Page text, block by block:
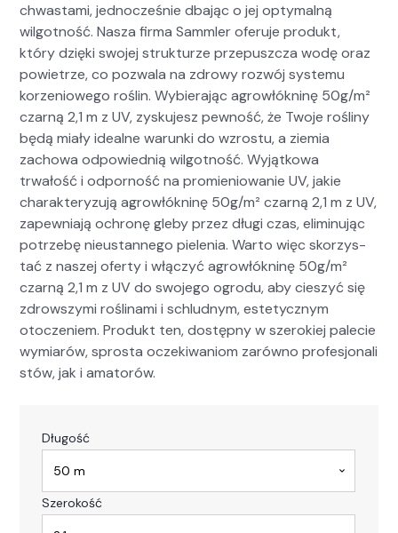
chwasta­mi, jed­nocześnie dba­jąc o jej opty­mal­ną
wilgo­t­ność. Nasza fir­ma Samm­ler ofer­u­je pro­dukt,
który dzię­ki swo­jej struk­turze prze­puszcza wodę oraz
powi­etrze, co pozwala na zdrowy rozwój sys­te­mu
korzeniowego roślin. Wybier­a­jąc agrowłókn­inę 50g/m²
czarną 2,1 m z UV, zysku­jesz pewność, że Two­je rośliny
będą miały ide­alne warun­ki do wzros­tu, a ziemia
zachowa odpowied­nią wilgo­t­ność. Wyjątkowa
trwałość i odporność na promieniowanie UV, jakie
charak­teryzu­ją agrowłókn­inę 50g/m² czarną 2,1 m z UV,
zapew­ni­a­ją ochronę gle­by przez dłu­gi czas, elimin­u­jąc
potrze­bę nieustan­nego pie­le­nia. Warto więc sko­rzys­
tać z naszej ofer­ty i włączyć agrowłókn­inę 50g/m²
czarną 2,1 m z UV do swo­jego ogro­du, aby cieszyć się
zdrowszy­mi rośli­na­mi i schlud­nym, este­ty­cznym
otocze­niem. Pro­dukt ten, dostęp­ny w sze­rok­iej pale­cie
wymi­arów, spros­ta oczeki­wan­iom zarówno pro­fesjon­al­i
stów, jak i ama­torów.
Długość
Szerokość